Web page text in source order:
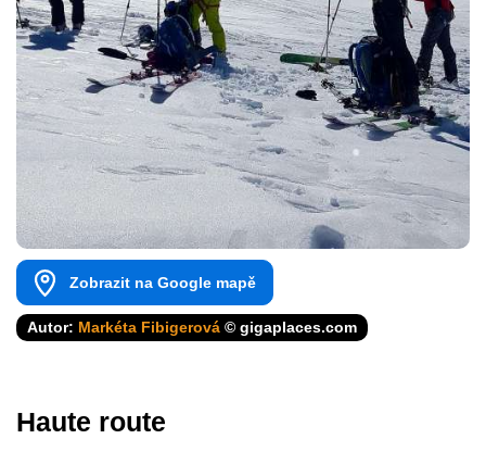
Zobrazit na Google mapě
Autor: Markéta Fibigerová © gigaplaces.com
Haute route